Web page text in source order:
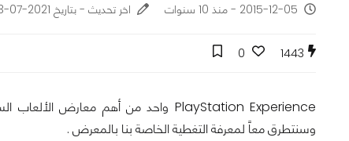
2015-12-05 - منذ 10 سنوات اخر تحديث - بتاريخ 2021-07-23
1443
0
وسنتطرق معاًَ لمعرفة التغطية الخاصة بنا بالمعرض .